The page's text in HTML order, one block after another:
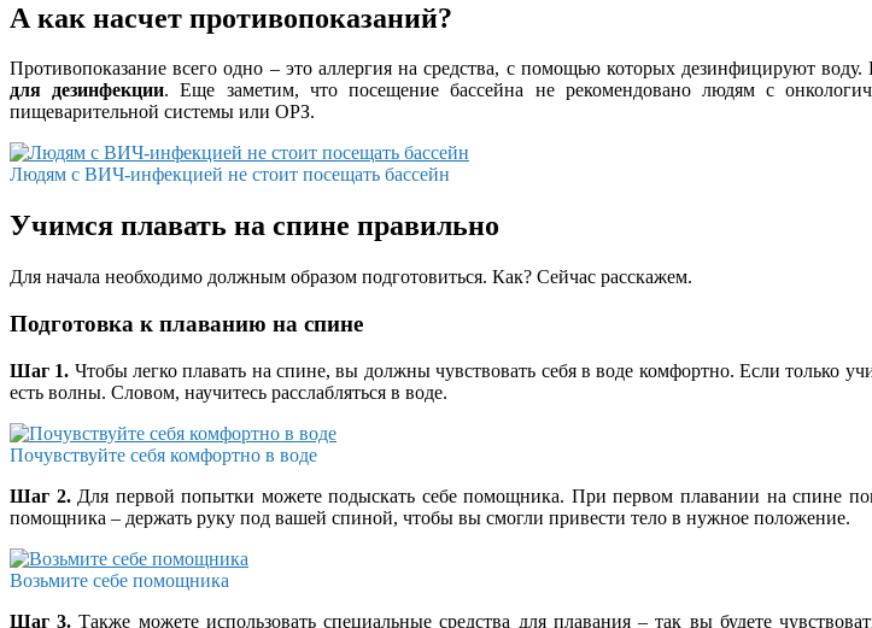
А как насчет противопоказаний?
Противопоказание всего одно – это аллергия на средства, с помощью которых дезинфицируют
для дезинфекции. Еще заметим, что посещение бассейна не рекомендовано людям с
пищеварительной системы или ОРЗ.
Людям с ВИЧ-инфекцией не стоит посещать бассейн
Учимся плавать на спине правильно
Для начала необходимо должным образом подготовиться. Как? Сейчас расскажем.
Подготовка к плаванию на спине
Шаг 1. Чтобы легко плавать на спине, вы должны чувствовать себя в воде комфортно. Если только
есть волны. Словом, научитесь расслабляться в воде.
Почувствуйте себя комфортно в воде
Шаг 2.Для первой попытки можете подыскать себе помощника. При первом плавании на спине
помощника – держать руку под вашей спиной, чтобы вы смогли привести тело в нужное положение.
Возьмите себе помощника
Шаг 3. Также можете использовать специальные средства для плавания – так вы будете